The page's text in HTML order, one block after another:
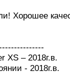
Хорошее
XS – 2018г.в.
- 2018г.в.